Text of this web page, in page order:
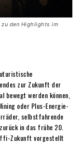
zu den Highlights im
zur Zukunft der
werden können,
oder Plus-Energie-
selbstfahrende
in das frühe 20.
Zukunft vorgestellt